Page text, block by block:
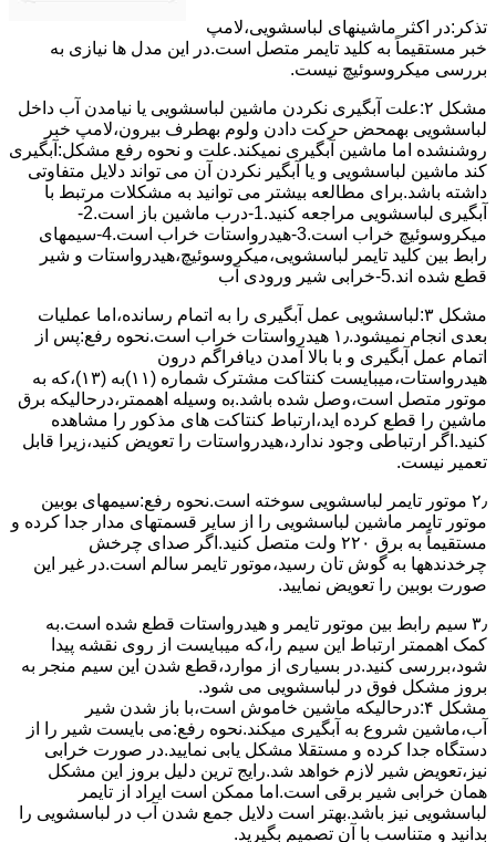
ﺗﺬﮐﺮ:در اﮐﺜﺮ ماشینهای لباسشویی،ﻻﻣﭗ
ﺧﺒﺮ مستقیماً ﺑﻪ ﮐﻠﯿﺪ ﺗﺎﯾﻤﺮ ﻣﺘﺼﻞ اﺳﺖ.در اﯾﻦ مدل ها ﻧﯿﺎزی ﺑﻪ
بررسی ﻣﯿﮑﺮوﺳﻮﺋﯿﭻ نیست.
مشکل ۲:علت آبگیری نکردن ماشین لباسشویی یا نیامدن آب داخل
لباسشویی بهمحض ﺣﺮﮐﺖ دادن وﻟﻮم بهطرف ﺑﯿﺮون،ﻻﻣﭗ ﺧﺒﺮ
روشنشده اﻣﺎ ﻣﺎﺷﯿﻦ آﺑﮕﯿﺮی نمیکند.ﻋﻠﺖ و نحوه رﻓﻊ مشکل:آبگیری
کند ماشین لباسشویی و یا آبگیر نکردن آن می تواند دلایل متفاوتی
داشته باشد.برای مطالعه بیشتر می توانید به مشکلات مرتبط با
آبگیری لباسشویی مراجعه کنید.1-درب ﻣﺎﺷﯿﻦ ﺑﺎز اﺳﺖ.2-
ﻣﯿﮑﺮوﺳﻮﺋﯿﭻ ﺧﺮاب اﺳﺖ.3-ﻫﯿﺪرواﺳﺘﺎت ﺧﺮاب اﺳﺖ.4-سیمهای
راﺑﻂ ﺑﯿﻦ ﮐﻠﯿﺪ ﺗﺎﯾﻤﺮ لباسشویی،ﻣﯿﮑﺮوﺳﻮﺋﯿﭻ،ﻫﯿﺪرواﺳﺘﺎت و ﺷﯿﺮ
ﻗﻄﻊ ﺷﺪه اند.5-خرابی شیر ورودی آب
مشکل ۳:لباسشویی ﻋﻤﻞ آﺑﮕﯿﺮی را ﺑﻪ اﺗﻤﺎم رﺳﺎﻧﺪه،اﻣﺎ ﻋﻤﻠﯿﺎت
ﺑﻌﺪی اﻧﺠﺎم نمیشود.۱٫ ﻫﯿﺪرواﺳﺘﺎت ﺧﺮاب اﺳﺖ.نحوه رﻓﻊ:ﭘﺲ از
اﺗﻤﺎم عمل آﺑﮕﯿﺮی و ﺑﺎ ﺑﺎﻻ آﻣﺪن دﯾﺎﻓﺮاﮔﻢ درون
ﻫﯿﺪرواﺳﺘﺎت،میبایست ﮐﻨﺘﺎﮐﺖ ﻣﺸﺘﺮک شماره (۱۱)به (۱۳)،ﮐﻪ ﺑﻪ
ﻣﻮﺗﻮر ﻣﺘﺼﻞ اﺳﺖ،وﺻﻞ ﺷﺪه ﺑﺎﺷﺪ.ﺑه وسیله اهممتر،درحالیکه ﺑﺮق
ﻣﺎﺷﯿﻦ را ﻗﻄﻊ کرده اید،ارﺗﺒﺎط ﮐﻨﺘﺎﮐﺖ ﻫﺎی ﻣﺬﮐﻮر را ﻣﺸﺎﻫﺪه
کنید.اﮔﺮ ارﺗﺒﺎطی وجود ندارد،ﻫﯿﺪرواﺳﺘﺎت را ﺗﻌﻮﯾﺾ ﮐﻨﯿﺪ،زﯾﺮا قابل
ﺗﻌﻤﯿﺮ نیست.
۲٫ ﻣﻮﺗﻮر ﺗﺎﯾﻤﺮ لباسشویی ﺳﻮﺧﺘﻪ اﺳﺖ.نحوه رﻓﻊ:سیمهای ﺑﻮﺑﯿﻦ
ﻣﻮﺗﻮر ﺗﺎﯾﻤﺮ ماشین لباسشویی را از ﺳﺎﯾﺮ قسمتهای ﻣﺪار ﺟﺪا کرده و
مستقیماً ﺑﻪ برق ۲۲۰ وﻟﺖ ﻣﺘﺼﻞ کنید.اﮔﺮ ﺻﺪای ﭼﺮﺧﺶ
چرخدندهها به گوش تان رﺳﯿﺪ،ﻣﻮﺗﻮر ﺗﺎﯾﻤﺮ ﺳﺎﻟﻢ اﺳﺖ.در ﻏﯿﺮ اﯾﻦ
ﺻﻮرت ﺑﻮﺑﯿﻦ را ﺗﻌﻮﯾﺾ ﻧﻤﺎﯾﯿﺪ.
۳٫ ﺳﯿﻢ راﺑﻂ ﺑﯿﻦ ﻣﻮﺗﻮر ﺗﺎﯾﻤﺮ و ﻫﯿﺪرواﺳﺘﺎت ﻗﻄﻊ ﺷﺪه اﺳﺖ.به
کمک اهممتر ارﺗﺒﺎط اﯾﻦ ﺳﯿﻢ را،ﮐﻪ میبایست از روی ﻧﻘﺸﻪ ﭘﯿﺪا
ﺷﻮد،بررسی ﮐﻨﯿﺪ.در ﺑﺴﯿﺎری از موارد،ﻗﻄﻊ ﺷﺪن اﯾﻦ ﺳﯿﻢ ﻣﻨﺠﺮ ﺑﻪ
ﺑﺮوز مشکل ﻓﻮق در لباسشویی می شود.
مشکل ۴:درحالیکه ﻣﺎﺷﯿﻦ ﺧﺎﻣﻮش اﺳﺖ،ﺑﺎ ﺑﺎز ﺷﺪن ﺷﯿﺮ
آب،ﻣﺎﺷﯿﻦ ﺷﺮوع ﺑﻪ آﺑﮕﯿﺮی میکند.نحوه رﻓﻊ:می بایست ﺷﯿﺮ را از
دستگاه جدا کرده و مستقلا مشکل یابی نمایید.در صورت خرابی
نیز،تعویض شیر لازم خواهد شد.رایج ترین دلیل بروز این مشکل
همان خرابی شیر برقی است.اما ممکن است ایراد از تایمر
لباسشویی نیز باشد.بهتر است دلایل جمع شدن آب در لباسشویی را
بدانید و متناسب با آن تصمیم بگیرید.